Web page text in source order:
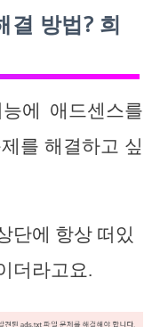
방법? 희
에 애드센스를
를 해결하고 싶
단에 항상 떠있
더라고요.